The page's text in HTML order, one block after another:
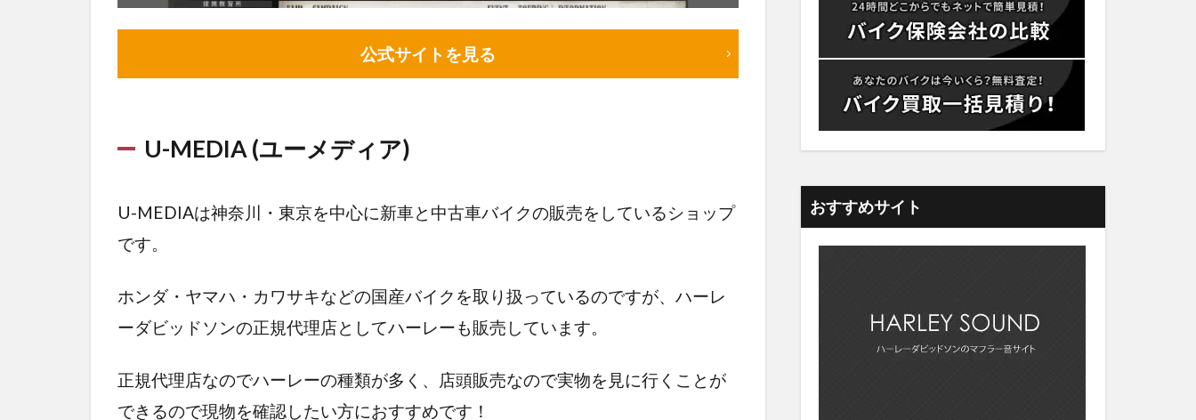
公式サイトを見る
U-MEDIA (ユーメディア)
U-MEDIAは神奈川・東京を中心に新車と中古車バイクの販売をしているショップ
です。
ホンダ・ヤマハ・カワサキなどの国産バイクを取り扱っているのですが、ハーレ
ーダビッドソンの正規代理店としてハーレーも販売しています。
正規代理店なのでハーレーの種類が多く、店頭販売なので実物を見に行くことが
できるので現物を確認したい方におすすめです！
おすすめサイト